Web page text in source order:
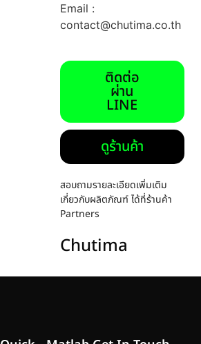
Email :
contact@chutima.co.th
ติดต่อ
ผ่าน
LINE
ดูร้านค้า
สอบถามรายละเอียดเพิ่มเติม
เกี่ยวกับผลิตภัณฑ์ ได้ที่ร้านค้า
Partners
Chutima